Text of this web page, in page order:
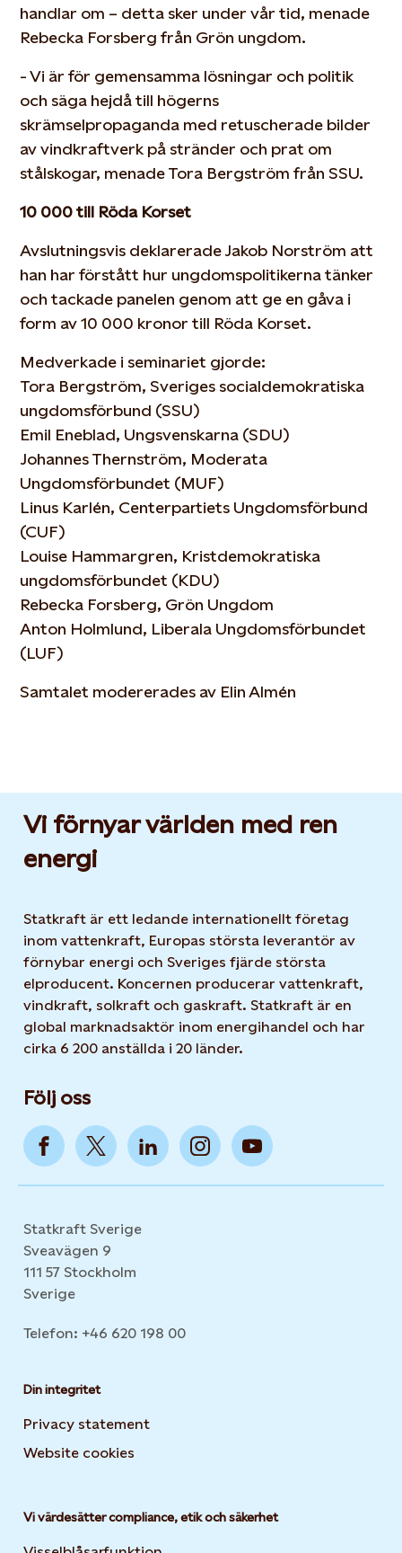
handlar om – detta sker under vår tid, menade
Rebecka Forsberg från Grön ungdom.
- Vi är för gemensamma lösningar och politik
och säga hejdå till högerns
skrämselpropaganda med retuscherade bilder
av vindkraftverk på stränder och prat om
stålskogar, menade Tora Bergström från SSU.
10 000 till Röda Korset
Avslutningsvis deklarerade Jakob Norström att
han har förstått hur ungdomspolitikerna tänker
och tackade panelen genom att ge en gåva i
form av 10 000 kronor till Röda Korset.
Medverkade i seminariet gjorde:
Tora Bergström, Sveriges socialdemokratiska
ungdomsförbund (SSU)
Emil Eneblad, Ungsvenskarna (SDU)
Johannes Thernström, Moderata
Ungdomsförbundet (MUF)
Linus Karlén, Centerpartiets Ungdomsförbund
(CUF)
Louise Hammargren, Kristdemokratiska
ungdomsförbundet (KDU)
Rebecka Forsberg, Grön Ungdom
Anton Holmlund, Liberala Ungdomsförbundet
(LUF)
Samtalet modererades av Elin Almén
Vi förnyar världen med ren
energi
Statkraft är ett ledande internationellt företag
inom vattenkraft, Europas största leverantör av
förnybar energi och Sveriges fjärde största
elproducent. Koncernen producerar vattenkraft,
vindkraft, solkraft och gaskraft. Statkraft är en
global marknadsaktör inom energihandel och har
cirka 6 200 anställda i 20 länder.
Följ oss
Statkraft Sverige
Sveavägen 9
111 57 Stockholm
Sverige
Telefon: +46 620 198 00
Din integritet
Privacy statement
Website cookies
Vi värdesätter compliance, etik och säkerhet